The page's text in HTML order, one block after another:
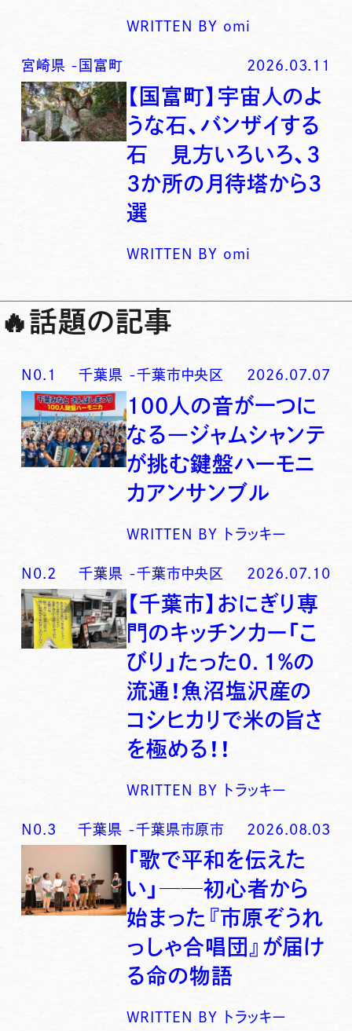
WRITTEN BY omi
宮崎県 - 国富町 2026.03.11
【国富町】宇宙人のよ
うな石、バンザイする
石 見方いろいろ、3
3か所の月待塔から3
選
WRITTEN BY omi
🔥話題の記事
N0. 1 千葉県 -千葉市中央区 2026.07.07
100人の音が一つに
なる―ジャムシャンテ
が挑む鍵盤ハーモニ
カアンサンブル
WRITTEN BY トラッキー
N0. 2 千葉県 -千葉市中央区 2026.07.10
【千葉市】おにぎり専
門のキッチンカー「こ
びり」たった0．1％の
流通！魚沼塩沢産の
コシヒカリで米の旨さ
を極める！！
WRITTEN BY トラッキー
N0. 3 千葉県 -千葉県市原市 2026.08.03
「歌で平和を伝えた
い」──初心者から
始まった『市原ぞうれ
っしゃ合唱団』が届け
る命の物語
WRITTEN BY トラッキー